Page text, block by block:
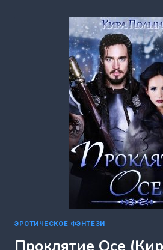
ЛЮБИМАЯ
ЖЕНЩИНА
ВАМПИРОВ
(КИРА
ПОЛЫНЬ)
ЭРОТИЧЕСКОЕ ФЭНТЕЗИ